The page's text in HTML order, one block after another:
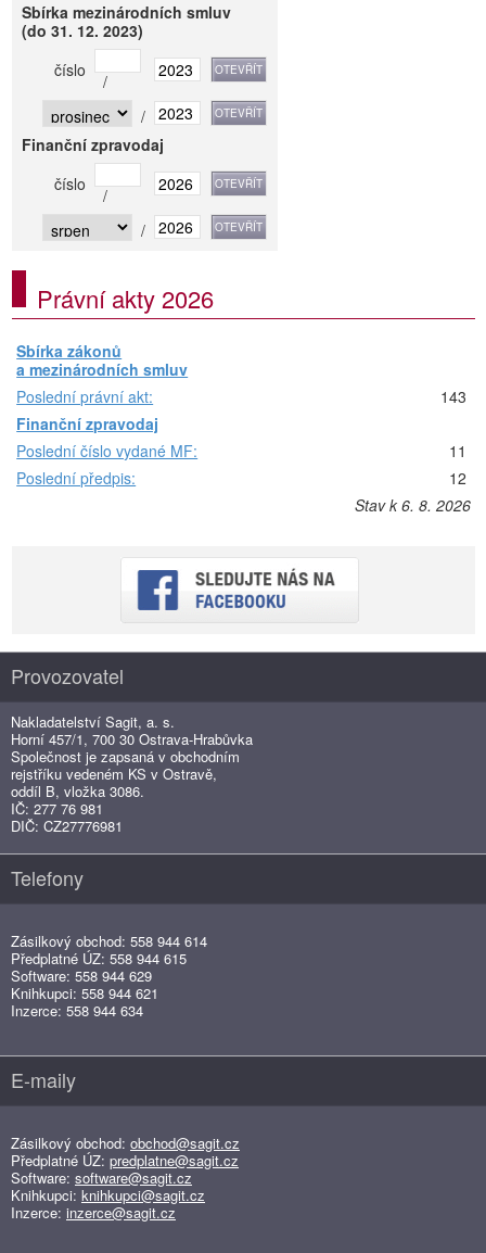
Sbírka mezinárodních smluv
(do 31. 12. 2023)
číslo
/
/
Finanční zpravodaj
číslo
/
/
Právní akty 2026
Sbírka zákonů
a mezinárodních smluv
Poslední právní akt:
143
Finanční zpravodaj
Poslední číslo vydané MF:
11
Poslední předpis:
12
Stav k 6. 8. 2026
Provozovatel
Nakladatelství Sagit, a. s.
Horní 457/1, 700 30 Ostrava-Hrabůvka
Společnost je zapsaná v obchodním
rejstříku vedeném KS v Ostravě,
oddíl B, vložka 3086.
IČ: 277 76 981
DIČ: CZ27776981
Telefony
Zásilkový obchod: 558 944 614
Předplatné ÚZ: 558 944 615
Software: 558 944 629
Knihkupci: 558 944 621
Inzerce: 558 944 634
E-maily
Zásilkový obchod: obchod@sagit.cz
Předplatné ÚZ: predplatne@sagit.cz
Software: software@sagit.cz
Knihkupci: knihkupci@sagit.cz
Inzerce: inzerce@sagit.cz